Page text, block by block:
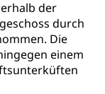
der
durch
Die
einem